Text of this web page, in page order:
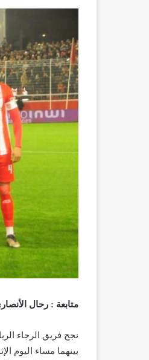
متابعة : رحال
نجح فريق الرجاء
بينهما مساء اليوم الإثنين 10 مارس 2025